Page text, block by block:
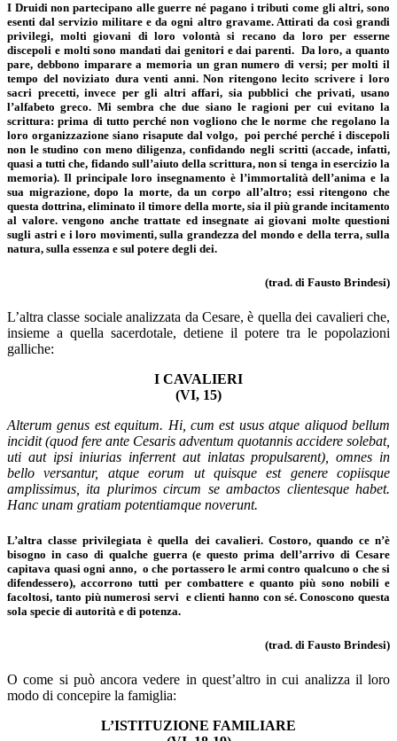
I Druidi non partecipano alle guerre né pagano i tributi come gli altri, sono
esenti dal servizio militare e da ogni altro gravame. Attirati da così grandi
privilegi, molti giovani di loro volontà si recano da loro per esserne
discepoli e molti sono mandati dai genitori e dai parenti. Da loro, a quanto
pare, debbono imparare a memoria un gran numero di versi; per molti il
tempo del noviziato dura venti anni. Non ritengono lecito scrivere i loro
sacri precetti, invece per gli altri affari, sia pubblici che privati, usano
l’alfabeto greco. Mi sembra che due siano le ragioni per cui evitano la
scrittura: prima di tutto perché non vogliono che le norme che regolano la
loro organizzazione siano risapute dal volgo, poi perché perché i discepoli
non le studino con meno diligenza, confidando negli scritti (accade, infatti,
quasi a tutti che, fidando sull’aiuto della scrittura, non si tenga in esercizio la
memoria). Il principale loro insegnamento è l’immortalità dell’anima e la
sua migrazione, dopo la morte, da un corpo all’altro; essi ritengono che
questa dottrina, eliminato il timore della morte, sia il più grande incitamento
al valore. vengono anche trattate ed insegnate ai giovani molte questioni
sugli astri e i loro movimenti, sulla grandezza del mondo e della terra, sulla
natura, sulla essenza e sul potere degli dei.
(trad. di Fausto Brindesi)
L’altra classe sociale analizzata da Cesare, è quella dei cavalieri che,
insieme a quella sacerdotale, detiene il potere tra le popolazioni
galliche:
I CAVALIERI
(VI, 15)
Alterum genus est equitum. Hi, cum est usus atque aliquod bellum
incidit (quod fere ante Cesaris adventum quotannis accidere solebat,
uti aut ipsi iniurias inferrent aut inlatas propulsarent), omnes in
bello versantur, atque eorum ut quisque est genere copiisque
amplissimus, ita plurimos circum se ambactos clientesque habet.
Hanc unam gratiam potentiamque noverunt.
L’altra classe privilegiata è quella dei cavalieri. Costoro, quando ce n’è
bisogno in caso di qualche guerra (e questo prima dell’arrivo di Cesare
capitava quasi ogni anno, o che portassero le armi contro qualcuno o che si
difendessero), accorrono tutti per combattere e quanto più sono nobili e
facoltosi, tanto più numerosi servi e clienti hanno con sé. Conoscono questa
sola specie di autorità e di potenza.
(trad. di Fausto Brindesi)
O come si può ancora vedere in quest’altro in cui analizza il loro
modo di concepire la famiglia:
L’ISTITUZIONE FAMILIARE